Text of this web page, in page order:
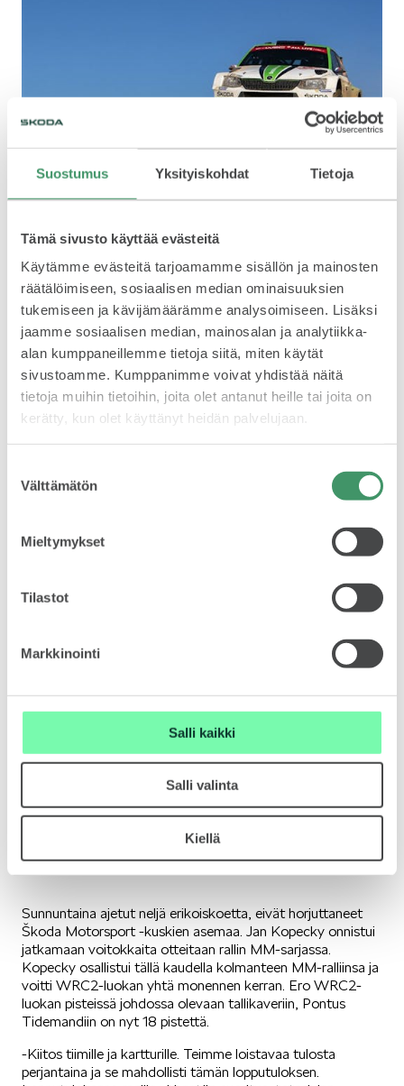
Suostumus Yksityiskohdat Tietoja
Tämä sivusto käyttää evästeitä
Käytämme evästeitä tarjoamamme sisällön ja mainosten
räätälöimiseen, sosiaalisen median ominaisuuksien
tukemiseen ja kävijämäärämme analysoimiseen. Lisäksi
jaamme sosiaalisen median, mainosalan ja analytiikka-
alan kumppaneillemme tietoja siitä, miten käytät
sivustoamme. Kumppanimme voivat yhdistää näitä
tietoja muihin tietoihin, joita olet antanut heille tai joita on
kerätty, kun olet käyttänyt heidän palvelujaan.
valinta
Välttämätön
Mieltymykset
Tilastot
Markkinointi
Salli kaikki
Salli valinta
Kiellä
KUVASSA
MEIDÄN ŠKODAMME
ŠKODA PALVELEE
ŠKODA 130 VUOTTA
ŠKODA MEDIASSA
SPONSOROINTI & YHTEISTYÖ
Kopecky kärkeen – Veiby lauantain nopein
Lauantain toisella erikoiskokeella WRC2-luokkaa johtanut
Lefevbre joutui keskeyttämään jousitusrikon takia. Näin Jan
Kopecky onnistui nousemaan kärkeen yli minuutin erolla.
Veiby löytyi seitsemänneltä sijalta. Matkaa palkintopalliin oli
noin kaksi minuuttia. Veibyn huima vauhti ja
kanssakilpailijoiden epäonni nosti Veibyn jo kolmannelle
sijalle, kun kuljettajat saapuivat lauantain yötauolle.
Lauantain seitsemästä erikoiskokeesta kuusi päättyi Veibyn
Kopecky varmoin ottein voittoon – Veiby täydensi Škoda
Sunnuntaina ajetut neljä erikoiskoetta, eivät horjuttaneet
Škoda Motorsport -kuskien asemaa. Jan Kopecky onnistui
jatkamaan voitokkaita otteitaan rallin MM-sarjassa.
Kopecky osallistui tällä kaudella kolmanteen MM-ralliinsa ja
voitti WRC2-luokan yhtä monennen kerran. Ero WRC2-
luokan pisteissä johdossa olevaan tallikaveriin, Pontus
Tidemandiin on nyt 18 pistettä.
-Kiitos tiimille ja kartturille. Teimme loistavaa tulosta
perjantaina ja se mahdollisti tämän lopputuloksen.